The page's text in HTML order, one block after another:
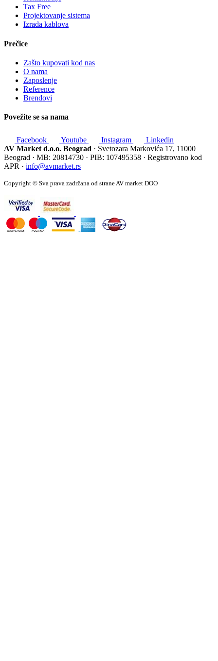
Tax Free
Projektovanje sistema
Izrada kablova
Prečice
Zašto kupovati kod nas
O nama
Zaposlenje
Reference
Brendovi
Povežite se sa nama
Facebook Youtube Instagram
Linkedin
AV Market d.o.o. Beograd · Svetozara Markovića 17, 11000
Beograd · MB: 20814730 · PIB: 107495358 · Registrovano kod
APR · info@avmarket.rs
Copyright © Sva prava zadržana od strane AV market DOO